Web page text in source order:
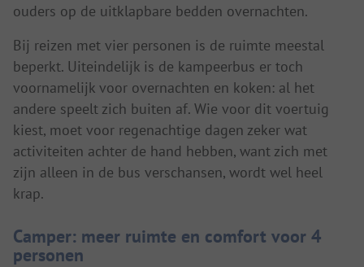
ouders op de uitklapbare bedden overnachten.
Bij reizen met vier personen is de ruimte meestal
beperkt. Uiteindelijk is de kampeerbus er toch
voornamelijk voor overnachten en koken: al het
andere speelt zich buiten af. Wie voor dit voertuig
kiest, moet voor regenachtige dagen zeker wat
activiteiten achter de hand hebben, want zich met
zijn alleen in de bus verschansen, wordt wel heel
krap.
Camper: meer ruimte en comfort voor 4
personen